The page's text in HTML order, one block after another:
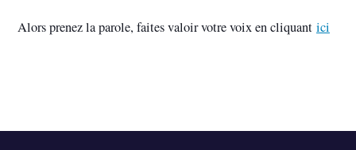
Alors prenez la parole, faites valoir votre voix en cliquant ici